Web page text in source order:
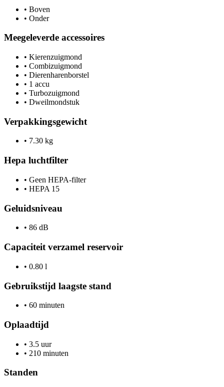
• Boven
• Onder
Meegeleverde accessoires
• Kierenzuigmond
• Combizuigmond
• Dierenharenborstel
• 1 accu
• Turbozuigmond
• Dweilmondstuk
Verpakkingsgewicht
• 7.30 kg
Hepa luchtfilter
• Geen HEPA-filter
• HEPA 15
Geluidsniveau
• 86 dB
Capaciteit verzamel reservoir
• 0.80 l
Gebruikstijd laagste stand
• 60 minuten
Oplaadtijd
• 3.5 uur
• 210 minuten
Standen